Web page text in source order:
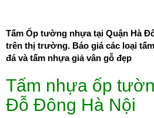
Tấm Ốp tường nhựa tại Quận Hà
trên thị trường. Báo giá các loại
đá và tấm nhựa giả vân gỗ đẹp
Tấm nhựa ốp
Đỗ Đông Hà Nội